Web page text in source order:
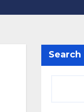
Search